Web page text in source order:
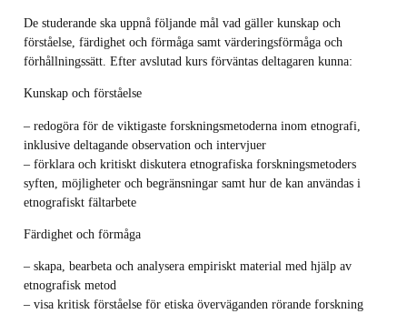
De studerande ska uppnå följande mål vad gäller kunskap och
förståelse, färdighet och förmåga samt värderingsförmåga och
förhållningssätt. Efter avslutad kurs förväntas deltagaren kunna:
Kunskap och förståelse
– redogöra för de viktigaste forskningsmetoderna inom etnografi,
inklusive deltagande observation och intervjuer
– förklara och kritiskt diskutera etnografiska forskningsmetoders
syften, möjligheter och begränsningar samt hur de kan användas i
etnografiskt fältarbete
Färdighet och förmåga
– skapa, bearbeta och analysera empiriskt material med hjälp av
etnografisk metod
– visa kritisk förståelse för etiska överväganden rörande forskning